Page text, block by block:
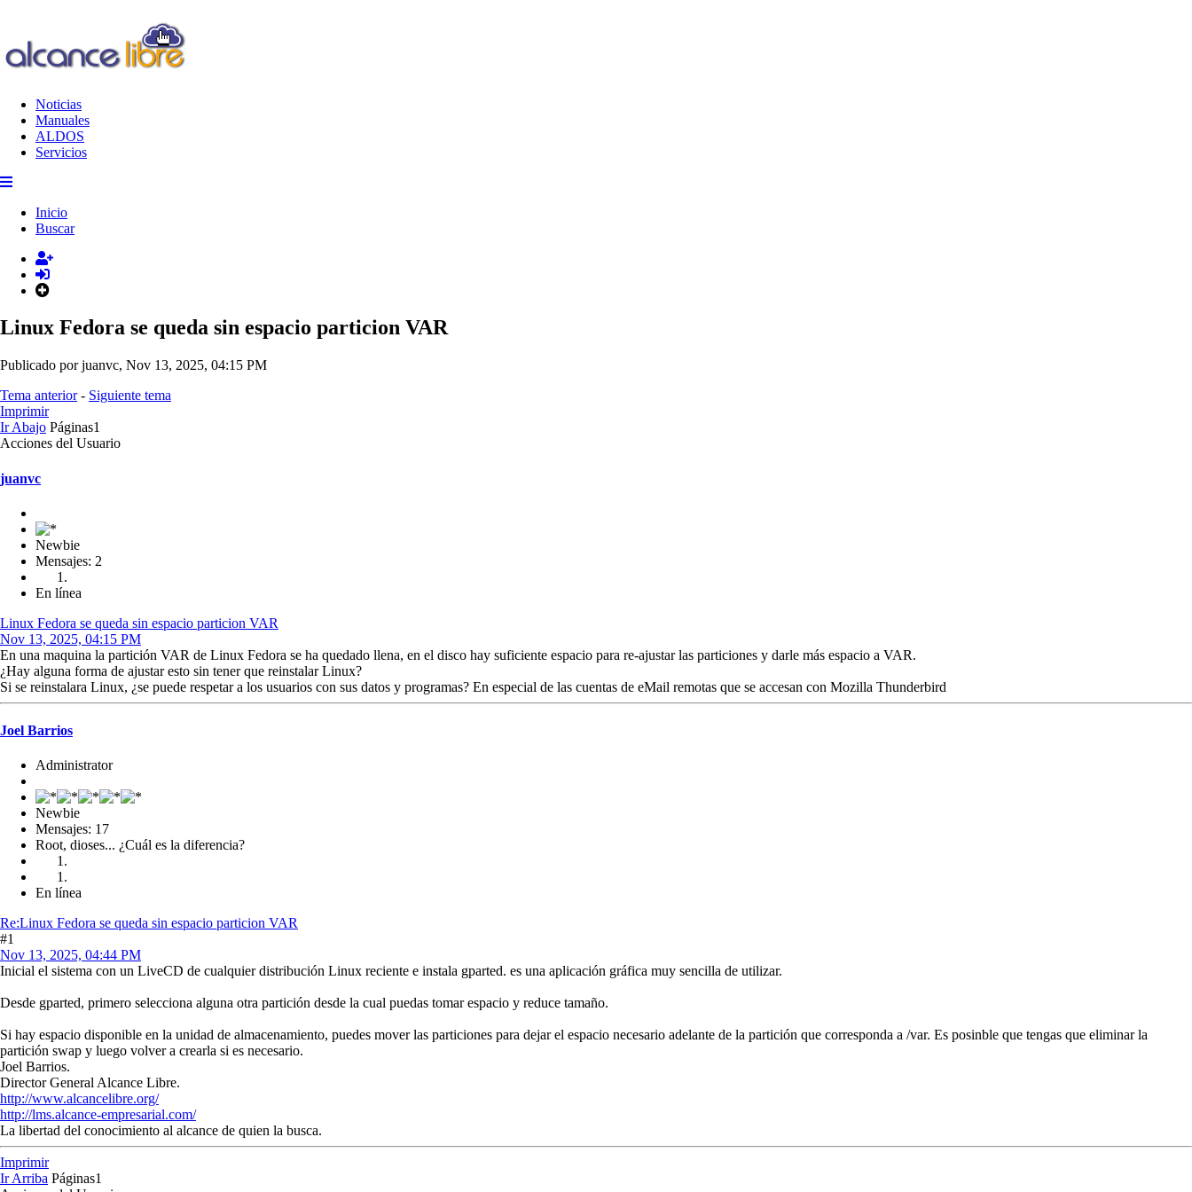
Noticias
Manuales
ALDOS
Servicios
Inicio
Buscar
Linux Fedora se queda sin espacio particion VAR
Publicado por juanvc, Nov 13, 2025, 04:15 PM
Tema anterior- Siguiente tema
Imprimir
Ir Abajo Páginas1
Acciones del Usuario
juanvc
Newbie
Mensajes: 2
En línea
Linux Fedora se queda sin espacio particion VAR
Nov 13, 2025, 04:15 PM
En una maquina la partición VAR de Linux Fedora se ha quedado llena, en el disco hay suficiente espacio para re-ajustar las particiones y darle más espacio a VAR.
¿Hay alguna forma de ajustar esto sin tener que reinstalar Linux?
Si se reinstalara Linux, ¿se puede respetar a los usuarios con sus datos y programas? En especial de las cuentas de eMail remotas que se accesan con Mozilla Thunderbird
Joel Barrios
Administrator
Newbie
Mensajes: 17
Root, dioses... ¿Cuál es la diferencia?
En línea
Re:Linux Fedora se queda sin espacio particion VAR
#1
Nov 13, 2025, 04:44 PM
Inicial el sistema con un LiveCD de cualquier distribución Linux reciente e instala gparted. es una aplicación gráfica muy sencilla de utilizar.
Desde gparted, primero selecciona alguna otra partición desde la cual puedas tomar espacio y reduce tamaño.
Si hay espacio disponible en la unidad de almacenamiento, puedes mover las particiones para dejar el espacio necesario adelante de la partición que corresponda a /var. Es posinble que tengas que eliminar la
partición swap y luego volver a crearla si es necesario.
Joel Barrios.
Director General Alcance Libre.
http://www.alcancelibre.org/
http://lms.alcance-empresarial.com/
La libertad del conocimiento al alcance de quien la busca.
Imprimir
Ir Arriba Páginas1